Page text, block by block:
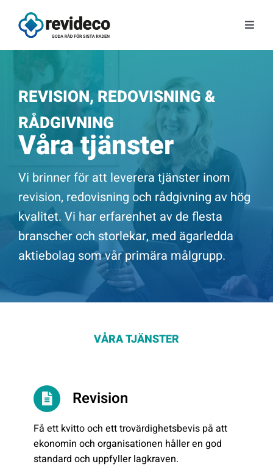
innehållet
Om oss
Tips & Nyheter
Gratis kunskap
Kontakt
Fråga Astrid
Offert Direkt
REVISION, REDOVISNING &
RÅDGIVNING
Våra tjänster
Vi brinner för att leverera tjänster inom
revision, redovisning och rådgivning av hög
kvalitet. Vi har erfarenhet av de flesta
branscher och storlekar, med ägarledda
aktiebolag som vår primära målgrupp.
VÅRA TJÄNSTER
Revision
Få ett kvitto och ett trovärdighetsbevis på att
ekonomin och organisationen håller en god
standard och uppfyller lagkraven.